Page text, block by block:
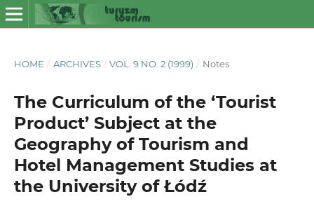
HOME / ARCHIVES / VOL. 9 NO. 2 (1999) / Notes
The Curriculum of the ‘Tourist
Product’ Subject at the
Geography of Tourism and
Hotel Management Studies at
the University of Łódź